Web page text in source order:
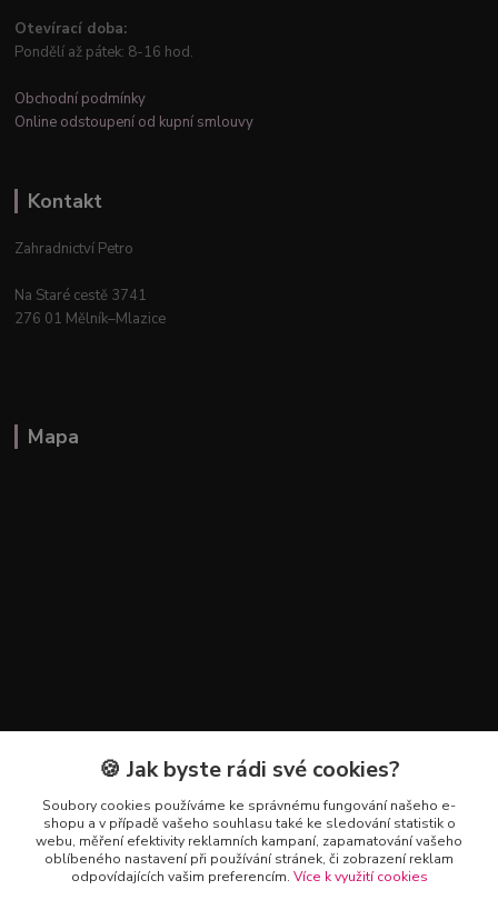
Otevírací doba:
Pondělí až pátek: 8-16 hod.
Obchodní podmínky
Online odstoupení od kupní smlouvy
Kontakt
Zahradnictví Petro
Na Staré cestě 3741
276 01 Mělník–Mlazice
Mapa
Kontakty
+420 602 223 614
info@zahradnictvipetro.cz
🍪 Jak byste rádi své cookies?
Soubory cookies používáme ke správnému fungování našeho e-
shopu a v případě vašeho souhlasu také ke sledování statistik o
webu, měření efektivity reklamních kampaní, zapamatování vašeho
oblíbeného nastavení při používání stránek, či zobrazení reklam
odpovídajících vašim preferencím. Více k využití cookies